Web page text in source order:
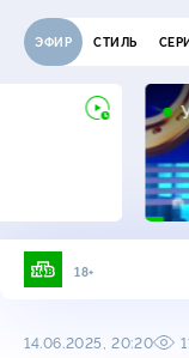
ЭФИР СТИЛЬ
18+
14.06.2025, 20:20